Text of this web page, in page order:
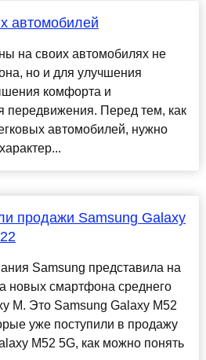
автомобилей
на своих автомобилях не
но и для улучшения
комфорта и
передвижения. Перед тем, как
автомобилей, нужно
продажи Samsung Galaxy
Samsung представила на
новых смартфона среднего
M. Это Samsung Galaxy M52
уже поступили в продажу
M52 5G, как можно понять